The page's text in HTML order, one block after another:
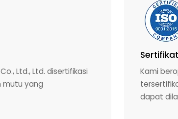
Ltd., Ltd. disertifikasi
mutu yang
Kami
dapat